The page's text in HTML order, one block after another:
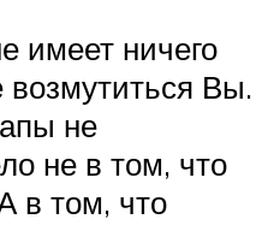
имеет ничего
возмутиться Вы.
не
не в том, что
в том, что